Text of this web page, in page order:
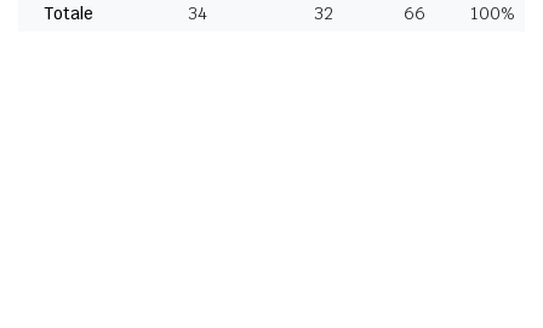
Totale
34 32 66 100%